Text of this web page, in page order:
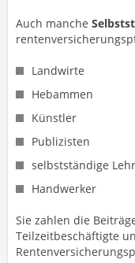
Auch manche
Landwirte
Hebammen
Künstler
Publizisten
selbstständige
Handwerker
Sie zahlen die
Teilzeitbeschäftigte